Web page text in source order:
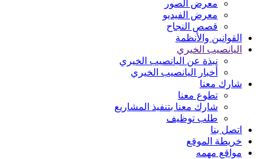
معرض الصور
معرض الفيديو
قصص النجاح
القوانين والأنظمة
اليانصيب الخيري
نبذة عن اليانصيب الخيري
أخبار اليانصيب الخيري
شارك معنا
تطوع معنا
شارك معنا بتنفيذ المشاريع
طلب توظيف
اتصل بنا
خريطة الموقع
مواقع مهمه